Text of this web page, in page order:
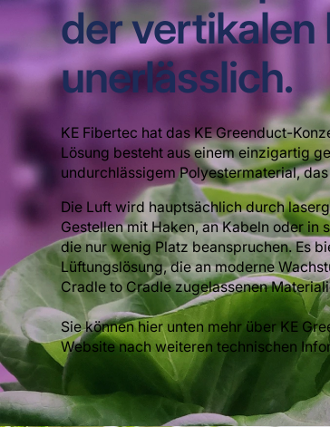
der
unerlässlich.
KE Fibertec hat das KE Greenduct-
Lösung besteht aus einem einzigartig
undurchlässigem Polyestermaterial,
Die Luft wird hauptsächlich durch
Gestellen mit Haken, an Kabeln oder
die nur wenig Platz beanspruchen. Es
Lüftungslösung, die an moderne
Cradle to Cradle zugelassenen
Sie können hier unten mehr über KE
Website nach weiteren technischen